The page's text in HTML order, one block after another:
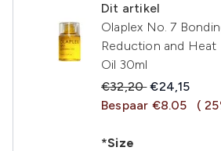
Dit artikel
Olaplex No. 7
Reduction and
Oil 30ml
Recommended
€32,20Huidige prijs:
€24,15
Bespaar €8.05
(
*Size